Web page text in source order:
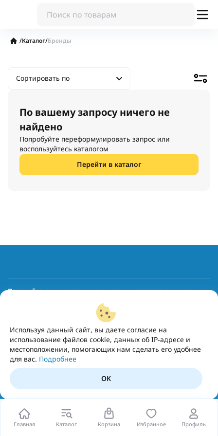
Главная Каталог Корзина Избранное Профиль
/Каталог/Бренды
Сортировать по
По вашему запросу ничего не
найдено
Попробуйте переформулировать запрос или
воспользуйтесь каталогом
Перейти в каталог
Используя данный сайт, вы даете согласие на
использование файлов cookie, данных об IP-адресе и
местоположении, помогающих нам сделать его удобнее
для вас. Подробнее
OK
Получайте рекомендации и выгодные предложения на
Подписаться